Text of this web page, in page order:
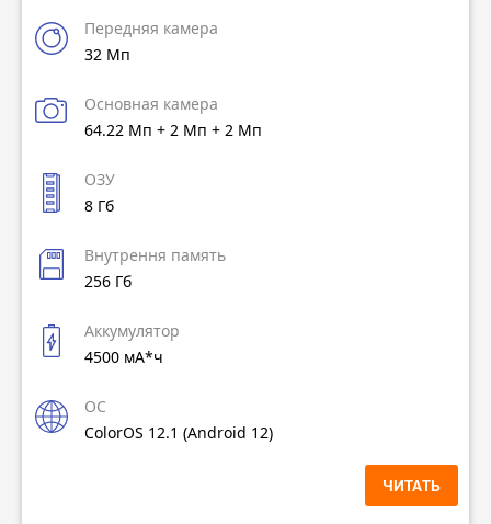
Передняя камера
32 Мп
Основная камера
64.22 Мп + 2 Мп + 2 Мп
ОЗУ
8 Гб
Внутрення память
256 Гб
Аккумулятор
4500 мА*ч
ОС
ColorOS 12.1 (Android 12)
ЧИТАТЬ